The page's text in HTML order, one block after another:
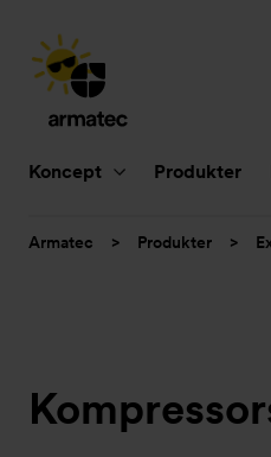
Koncept Produkter
Du
Armatec > Produkter >